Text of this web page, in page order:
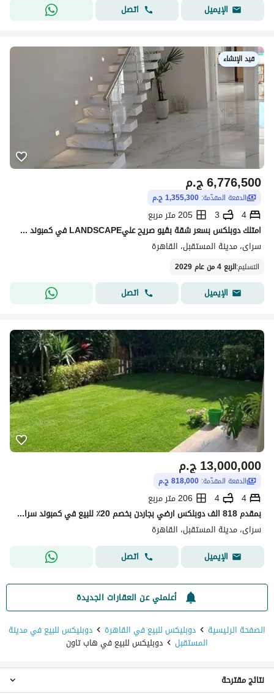
الإيميل
اتصل
قيد الإنشاء
ج.م6,776,500
الدفعة المقدّمة: 1,355,300 ج.م
4
3
205 متر مربع
امتلك دوبلكس بسعر شقة بڤيو صريح عليLANDSCAPE في كمبوند سراي المستقبل سيتي بجوار the spine مدينتى وبالقرب من أليفا المستقبل سيتي و لافينير و بلوم فيلدز
سراى، مدينة المستقبل، القاهرة
التسليم:الربع 4 من عام 2029
الإيميل اتصل
ج.م13,000,000
الدفعة المقدّمة: 818,000 ج.م
4
4
206 متر مربع
بمقدم 818 الف دوبلكس ارضي بجاردن بخصم 20٪ للبيع في كمبوند سراي 4 غرف نوم + جاردن 118م Sarai New Cairo
سراى، مدينة المستقبل، القاهرة
الإيميل
اتصل
أعلمني عن العقارات الجديدة
الصفحة الرئيسية
دوبليكس للبيع في القاهرة دوبليكس للبيع في مدينة
المستقبل دوبليكس للبيع في هاب تاون
نتائج مقترحة